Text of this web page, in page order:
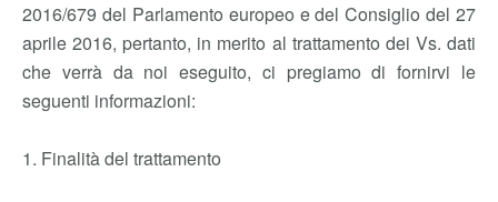
2016/679 del Parlamento europeo e del Consiglio del 27
aprile 2016, pertanto, in merito al trattamento dei Vs. dati
che verrà da noi eseguito, ci pregiamo di fornirvi le
seguenti informazioni:
1. Finalità del trattamento